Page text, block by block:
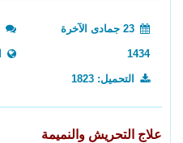
23 جمادى الآخرة
1434
التحميل: 1823
علاج التحريش والنميمة